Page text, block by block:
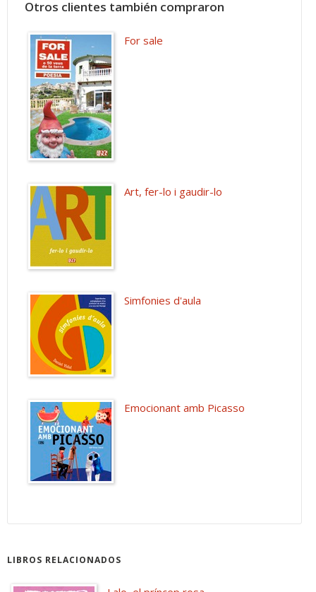
Otros clientes también compraron
For sale
Art, fer-lo i gaudir-lo
Simfonies d'aula
Emocionant amb Picasso
LIBROS RELACIONADOS